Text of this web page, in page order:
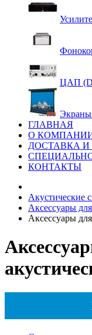
ЦАП
ГЛАВНАЯ
О
ДОСТАВКА И
КОНТАКТЫ
Акустические
Аксессуары
Аксессуары